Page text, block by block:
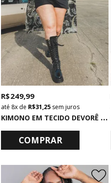
K
IMONO EM TECIDO DEVORÊ ESTAMPADO PAISLEY
R$ 249,99
8x de R$ 31,25 sem juros
COMPRAR